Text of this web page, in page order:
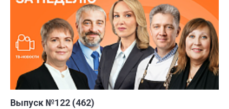
Выпуск №122 (462)